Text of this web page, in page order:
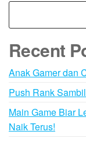
Recent
Anak Gamer dan
Push Rank
Main Game Biar
Naik Terus!